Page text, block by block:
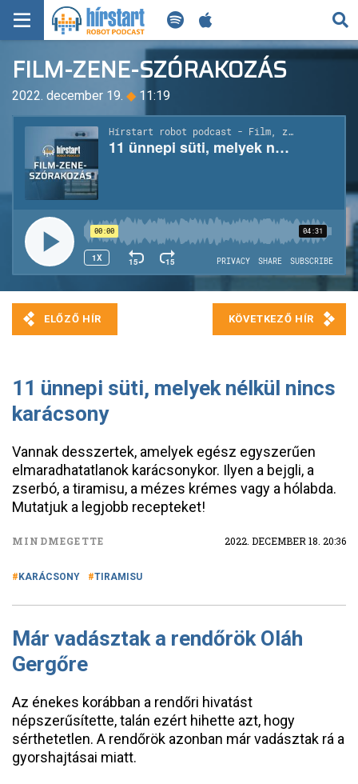
KERESÉS
KEZDŐLAP
FRISS HÍREK
TECH HÍREK
FILM-ZENE-SZÓRAKOZÁS
PLAYLIST
MI AZ A ROBOT PODCAST?
FILM-ZENE-SZÓRAKOZÁS
2022. december 19. ◆ 11:19
11 ünnepi süti, melyek nélkül nincs
karácsony
Vannak desszertek, amelyek egész egyszerűen
elmaradhatatlanok karácsonykor. Ilyen a bejgli, a
zserbó, a tiramisu, a mézes krémes vagy a hólabda.
Mutatjuk a legjobb recepteket!
MINDMEGETTE 2022. DECEMBER 18. 20:36
KARÁCSONY TIRAMISU
Már vadásztak a rendőrök Oláh
Gergőre
Az énekes korábban a rendőri hivatást
népszerűsítette, talán ezért hihette azt, hogy
sérthetetlen. A rendőrök azonban már vadásztak rá a
gyorshajtásai miatt.